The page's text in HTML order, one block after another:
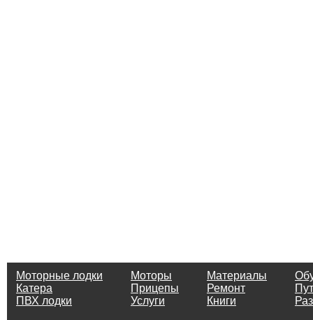
Моторные лодки
Катера
ПВХ лодки
Моторы
Прицепы
Услуги
Материалы
Ремонт
Книги